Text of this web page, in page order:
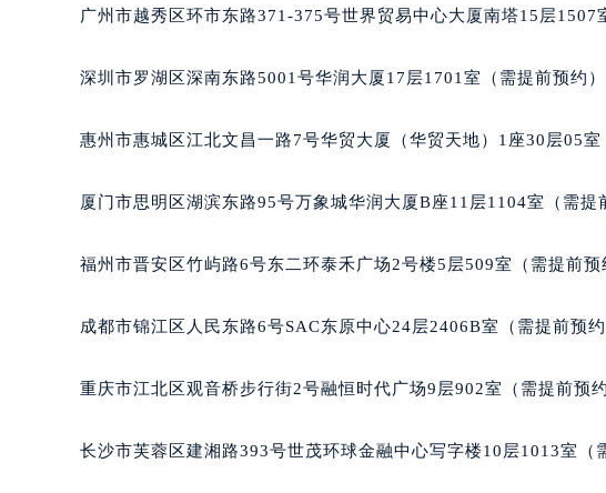
广州市越秀区环市东路371-375号世界贸易中心大厦南塔15层1507
深圳市罗湖区深南东路5001号华润大厦17层1701室（需提前预约）
惠州市惠城区江北文昌一路7号华贸大厦（华贸天地）1座30层05室
厦门市思明区湖滨东路95号万象城华润大厦B座11层1104室（需提
福州市晋安区竹屿路6号东二环泰禾广场2号楼5层509室（需提前预
成都市锦江区人民东路6号SAC东原中心24层2406B室（需提前预约
重庆市江北区观音桥步行街2号融恒时代广场9层902室（需提前预约
长沙市芙蓉区建湘路393号世茂环球金融中心写字楼10层1013室（